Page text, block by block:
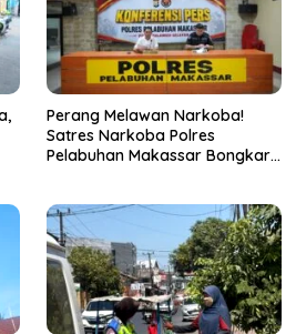
Perang Melawan Narkoba!
Satres Narkoba Polres
Pelabuhan Makassar Bongkar